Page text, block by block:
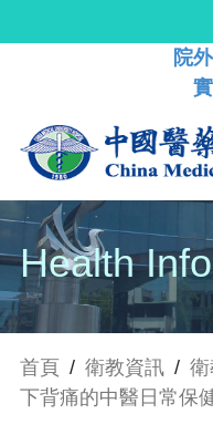
院
Health
首頁 / 衛教資訊 /
下背痛的中醫日常保